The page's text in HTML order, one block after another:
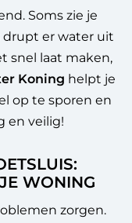
Soms zie je
drupt er water uit
snel laat maken,
Koning helpt je
op te sporen en
en veilig!
WONING
zorgen.